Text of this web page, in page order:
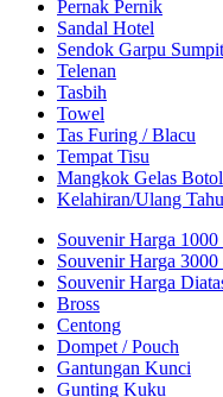
Pernak Pernik
Sandal Hotel
Sendok Garpu Sumpit
Telenan
Tasbih
Towel
Tas Furing / Blacu
Tempat Tisu
Mangkok Gelas Botol
Kelahiran/Ulang
Souvenir Harga 1000
Souvenir Harga 3000
Souvenir Harga
Bross
Centong
Dompet / Pouch
Gantungan Kunci
Gunting Kuku